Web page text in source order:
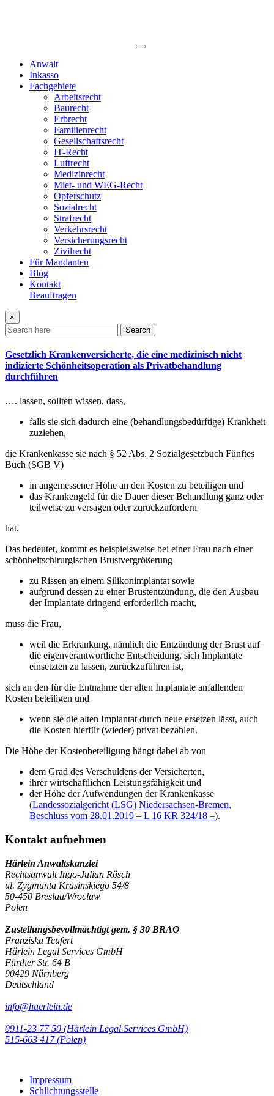
Anwalt
Inkasso
Fachgebiete
Arbeitsrecht
Baurecht
Erbrecht
Familienrecht
Gesellschaftsrecht
IT-Recht
Luftrecht
Medizinrecht
Miet- und WEG-Recht
Opferschutz
Sozialrecht
Strafrecht
Verkehrsrecht
Versicherungsrecht
Zivilrecht
Für Mandanten
Blog
Kontakt
Beauftragen
×
Search
Gesetzlich Krankenversicherte, die eine medizinisch nicht
indizierte Schönheitsoperation als Privatbehandlung
durchführen
…. lassen, sollten wissen, dass,
falls sie sich dadurch eine (behandlungsbedürftige) Krankheit
zuziehen,
die Krankenkasse sie nach § 52 Abs. 2 Sozialgesetzbuch Fünftes
Buch (SGB V)
in angemessener Höhe an den Kosten zu beteiligen und
das Krankengeld für die Dauer dieser Behandlung ganz oder
teilweise zu versagen oder zurückzufordern
hat.
Das bedeutet, kommt es beispielsweise bei einer Frau nach einer
schönheitschirurgischen Brustvergrößerung
zu Rissen an einem Silikonimplantat sowie
aufgrund dessen zu einer Brustentzündung, die den Ausbau
der Implantate dringend erforderlich macht,
muss die Frau,
weil die Erkrankung, nämlich die Entzündung der Brust auf
die eigenverantwortliche Entscheidung, sich Implantate
einsetzten zu lassen, zurückzuführen ist,
sich an den für die Entnahme der alten Implantate anfallenden
Kosten beteiligen und
wenn sie die alten Implantat durch neue ersetzen lässt, auch
die Kosten hierfür (wieder) privat bezahlen.
Die Höhe der Kostenbeteiligung hängt dabei ab von
dem Grad des Verschuldens der Versicherten,
ihrer wirtschaftlichen Leistungsfähigkeit und
der Höhe der Aufwendungen der Krankenkasse
(Landessozialgericht (LSG) Niedersachsen-Bremen,
Beschluss vom 28.01.2019 – L 16 KR 324/18 –).
Kontakt aufnehmen
Härlein Anwaltskanzlei
Rechtsanwalt Ingo-Julian Rösch
ul. Zygmunta Krasinskiego 54/8
50-450 Breslau/Wroclaw
Polen
Zustellungsbevollmächtigt gem. § 30 BRAO
Franziska Teufert
Härlein Legal Services GmbH
Fürther Str. 64 B
90429 Nürnberg
Deutschland
info@haerlein.de
0911-23 77 50 (Härlein Legal Services GmbH)
‭515-663 417 (Polen)‬‬‬
Impressum
Schlichtungsstelle